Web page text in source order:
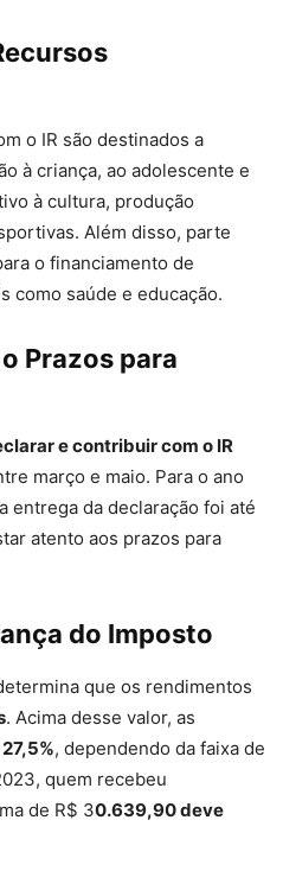
o IR são destinados a
à criança, ao adolescente e
à cultura, produção
Além disso, parte
o financiamento de
como saúde e educação.
Prazos para
e contribuir com o IR
março e maio. Para o ano
entrega da declaração foi até
atento aos prazos para
do Imposto
que os rendimentos
. Acima desse valor, as
, dependendo da faixa de
quem recebeu
de R$ 30.639,90 deve